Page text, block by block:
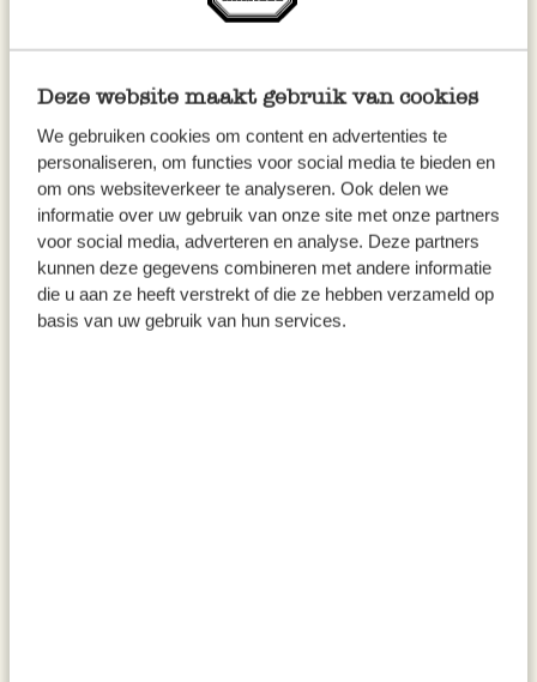
Deze website maakt gebruik van cookies
We gebruiken cookies om content en advertenties te
personaliseren, om functies voor social media te bieden en
om ons websiteverkeer te analyseren. Ook delen we
informatie over uw gebruik van onze site met onze partners
voor social media, adverteren en analyse. Deze partners
kunnen deze gegevens combineren met andere informatie
die u aan ze heeft verstrekt of die ze hebben verzameld op
basis van uw gebruik van hun services.
Zitronenpresse, Buchenholz
Eisstößel, unbehandeltes
Buchenholz